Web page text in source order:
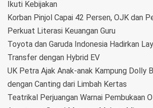
Ikuti Kebijakan
Korban Pinjol Capai 42 Persen, OJK dan
Perkuat Literasi Keuangan Guru
Toyota dan Garuda Indonesia Hadirkan
Transfer dengan Hybrid EV
UK Petra Ajak Anak-anak Kampung Dolly
dengan Canting dari Limbah Kertas
Teatrikal Perjuangan Warnai Pembukaan